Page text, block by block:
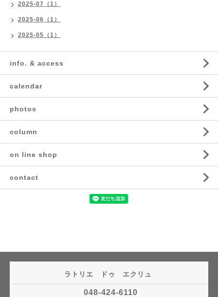
2025-07（1）
2025-06（1）
2025-05（1）
info. & access
calendar
photos
column
on line shop
contact
ラトリエ ドゥ エクリュ
048-424-6110